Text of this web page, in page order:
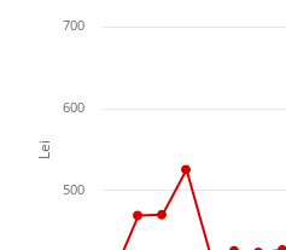
Lei
500
600
700